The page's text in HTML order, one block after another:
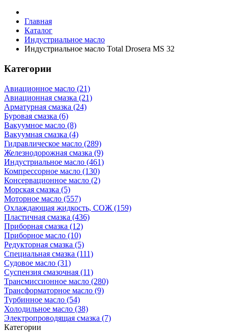
Главная
Каталог
Индустриальное масло
Индустриальное масло Total Drosera MS 32
Категории
Авиационное масло (21)
Авиационная смазка (21)
Арматурная смазка (24)
Буровая смазка (6)
Вакуумное масло (8)
Вакуумная смазка (4)
Гидравлическое масло (289)
Железнодорожная смазка (9)
Индустриальное масло (461)
Компрессорное масло (130)
Консервационное масло (2)
Морская смазка (5)
Моторное масло (557)
Охлаждающая жидкость, СОЖ (159)
Пластичная смазка (436)
Приборная смазка (12)
Приборное масло (10)
Редукторная смазка (5)
Специальная смазка (111)
Судовое масло (31)
Суспензия смазочная (11)
Трансмиссионное масло (280)
Трансформаторное масло (9)
Турбинное масло (54)
Холодильное масло (38)
Электропроводящая смазка (7)
Категории